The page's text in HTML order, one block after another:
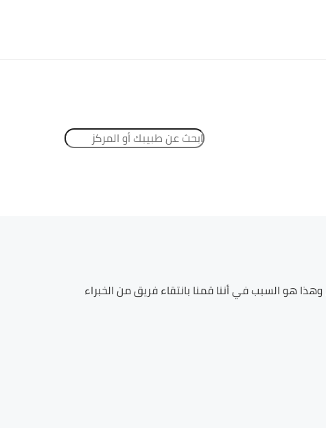
هو السبب في أننا قمنا بانتقاء فريق من الخبراء